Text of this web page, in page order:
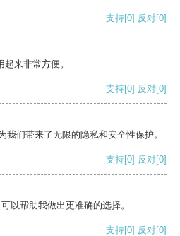
支持[0] 反对[0]
来非常方便。
支持[0] 反对[0]
们带来了无限的隐私和安全性保护。
支持[0] 反对[0]
以帮助我做出更准确的选择。
支持[0] 反对[0]